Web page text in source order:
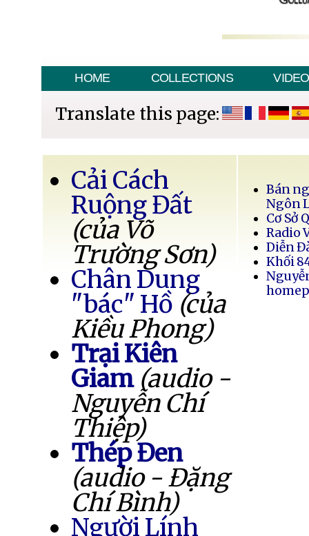
HOME COLLECTIONS VIDEO
Translate this page:
Cải Cách
Ruộng Đất
(của Võ
Trường Sơn)
Chân Dung
"bác" Hồ (của
Kiều Phong)
Trại Kiên
Giam (audio -
Nguyễn Chí
Thiệp)
Thép Đen
(audio - Đặng
Chí Bình)
Người Lính
Bán
Ngôn
Cơ Sở
Radio
Diễn
Khối